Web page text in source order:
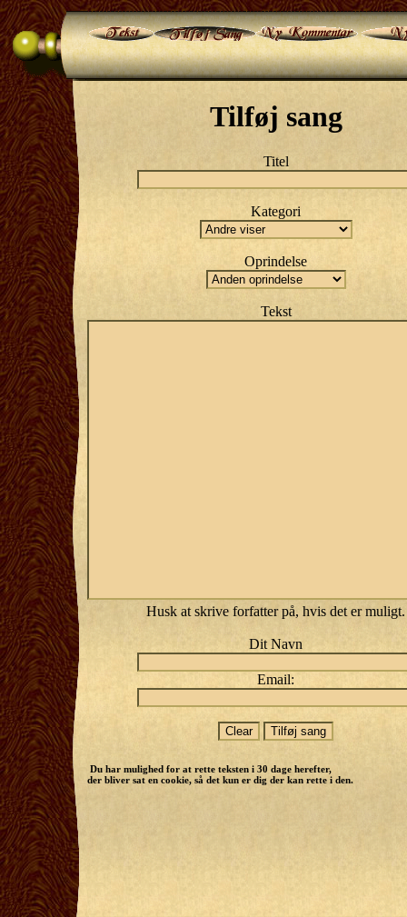
Tilføj sang
Titel
Kategori
Oprindelse
Tekst
Husk at skrive forfatter på, hvis det er muligt.
Dit Navn
Email:
Du har mulighed for at rette teksten i 30 dage herefter,
der bliver sat en cookie, så det kun er dig der kan rette i den.